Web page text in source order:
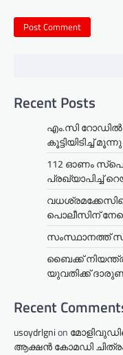
Recent Posts
എം.സി റോഡിൽ
കൂട്ടിയിടിച്ച്
112 ഓണം
പ്രഖ്യാപിച്ച്
പൊലീസിന്
സംസ്ഥാനത്ത്
ബൈക്ക്
യുവതിക്ക്
Recent
usoydrlgnion
ആക്ഷൻ കോമഡി ചിത്രം